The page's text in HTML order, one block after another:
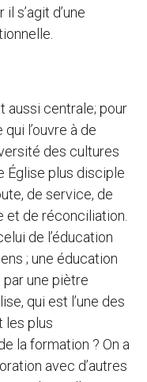
s’agit d’une
aussi centrale; pour
qui l’ouvre à de
des cultures
Église plus disciple
de service, de
de réconciliation.
de l’éducation
; une éducation
une piètre
qui est l’une des
les plus
la formation ? On a
avec d’autres